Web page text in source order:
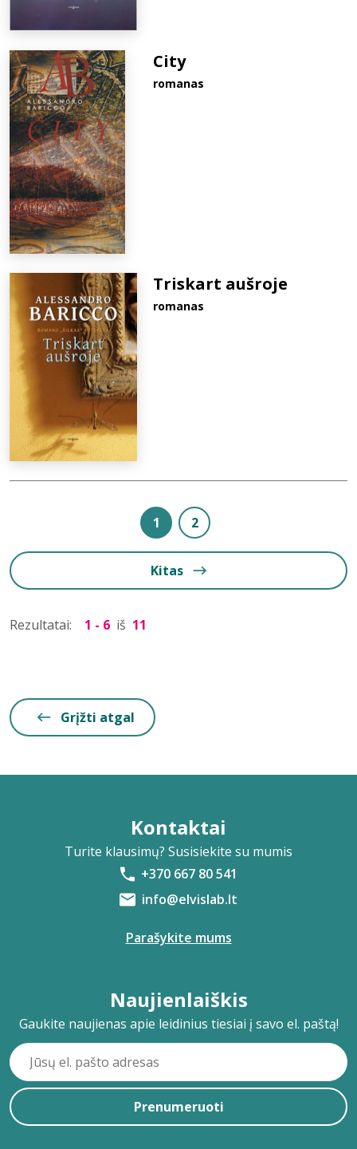
City
romanas
Triskart aušroje
romanas
1 2
Kitas
Rezultatai: 1 - 6 iš 11
Grįžti atgal
Kontaktai
Turite klausimų? Susisiekite su mumis
+370 667 80 541
info@elvislab.lt
Parašykite mums
Naujienlaiškis
Gaukite naujienas apie leidinius tiesiai į savo el. paštą!
Prenumeruoti